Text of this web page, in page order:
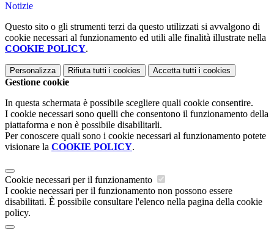
Notizie
Questo sito o gli strumenti terzi da questo utilizzati si avvalgono di
cookie necessari al funzionamento ed utili alle finalità illustrate nella
COOKIE POLICY.
Personalizza Rifiuta tutti i cookies Accetta tutti i cookies
Gestione cookie
In questa schermata è possibile scegliere quali cookie consentire.
I cookie necessari sono quelli che consentono il funzionamento della
piattaforma e non è possibile disabilitarli.
Per conoscere quali sono i cookie necessari al funzionamento potete
visionare la COOKIE POLICY.
Cookie necessari per il funzionamento
I cookie necessari per il funzionamento non possono essere
disabilitati. È possibile consultare l'elenco nella pagina della cookie
policy.